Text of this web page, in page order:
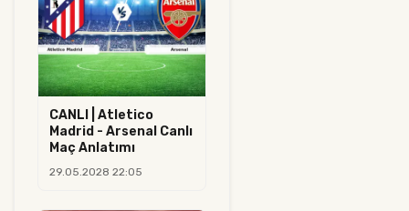
CANLI | Atletico
Madrid - Arsenal Canlı
Maç Anlatımı
29.05.2028 22:05